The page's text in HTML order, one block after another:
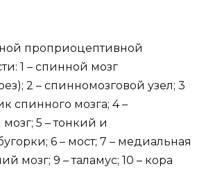
проприоцептивной
1 – спинной мозг
2 – спинномозговой узел; 3
спинного мозга; 4 –
5 – тонкий и
6 – мост; 7 – медиальная
мозг; 9 – таламус; 10 – кора